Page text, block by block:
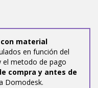
material
en función del
el metodo de pago
compra y antes de
Domodesk.